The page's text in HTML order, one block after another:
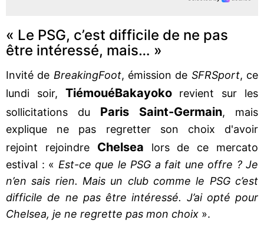
« Le PSG, c’est difficile de ne pas
être intéressé, mais… »
Invité de BreakingFoot, émission de SFRSport, ce
lundi soir, TiémouéBakayokorevient sur les
sollicitations du Paris Saint-Germain, mais
explique ne pas regretter son choix d'avoir
rejoint rejoindre Chelsea lors de ce mercato
estival : « Est-ce que le PSG a fait une offre ? Je
n’en sais rien. Mais un club comme le PSG c’est
difficile de ne pas être intéressé. J’ai opté pour
Chelsea, je ne regrette pas mon choix ».